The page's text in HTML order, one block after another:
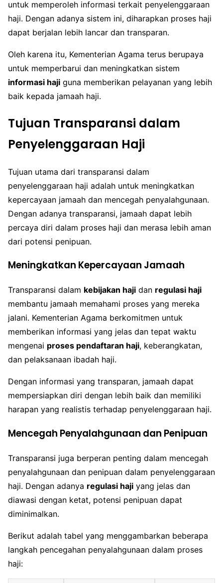
untuk memperoleh informasi terkait penyelenggaraan
haji. Dengan adanya sistem ini, diharapkan proses haji
dapat berjalan lebih lancar dan transparan.
Oleh karena itu, Kementerian Agama terus berupaya
untuk memperbarui dan meningkatkan sistem
informasi haji guna memberikan pelayanan yang lebih
baik kepada jamaah haji.
Tujuan Transparansi dalam
Penyelenggaraan Haji
Tujuan utama dari transparansi dalam
penyelenggaraan haji adalah untuk meningkatkan
kepercayaan jamaah dan mencegah penyalahgunaan.
Dengan adanya transparansi, jamaah dapat lebih
percaya diri dalam proses haji dan merasa lebih aman
dari potensi penipuan.
Meningkatkan Kepercayaan Jamaah
Transparansi dalam kebijakan haji dan regulasi haji
membantu jamaah memahami proses yang mereka
jalani. Kementerian Agama berkomitmen untuk
memberikan informasi yang jelas dan tepat waktu
mengenai proses pendaftaran haji, keberangkatan,
dan pelaksanaan ibadah haji.
Dengan informasi yang transparan, jamaah dapat
mempersiapkan diri dengan lebih baik dan memiliki
harapan yang realistis terhadap penyelenggaraan haji.
Mencegah Penyalahgunaan dan Penipuan
Transparansi juga berperan penting dalam mencegah
penyalahgunaan dan penipuan dalam penyelenggaraan
haji. Dengan adanya regulasi haji yang jelas dan
diawasi dengan ketat, potensi penipuan dapat
diminimalkan.
Berikut adalah tabel yang menggambarkan beberapa
langkah pencegahan penyalahgunaan dalam proses
haji: